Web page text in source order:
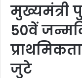
मुख्यमंत्री
50वें
जुटे